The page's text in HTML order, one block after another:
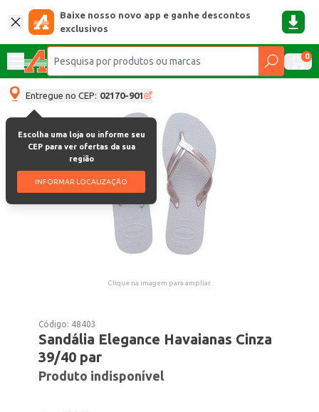
Baixe nosso novo app e ganhe descontos
exclusivos
0
Entregue no CEP: 02170-901
Escolha uma loja ou informe seu
CEP para ver ofertas da sua
região
INFORMAR LOCALIZAÇÃO
Clique na imagem para ampliar.
Código: 48403
Sandália Elegance Havaianas Cinza
39/40 par
Produto indisponível